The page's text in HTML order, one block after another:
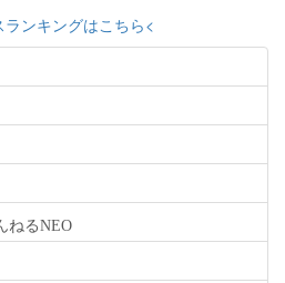
ランキングはこちら<
ねるNEO